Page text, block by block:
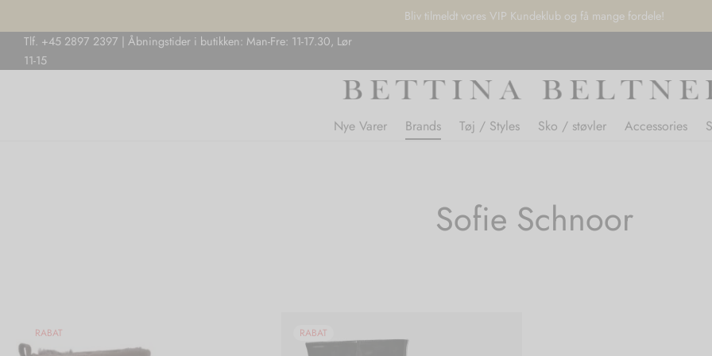
Bliv tilmeldt vores VIP Kundeklub og få mange fordele!
Tlf. +45 2897 2397 | Åbningstider i butikken: Man-Fre: 11-17.30, Lør
11-15
Nye Varer Brands Tøj / Styles Sko / støvler Accessories
Sofie Schnoor
RABAT RABAT